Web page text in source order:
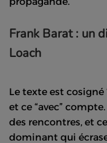
Frank Barat : un
Loach
Le texte est
et ce “avec”
des rencontres, et
dominant qui